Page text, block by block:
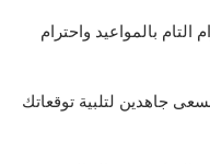
التام بالمواعيد واحترام
جاهدين لتلبية توقعاتك